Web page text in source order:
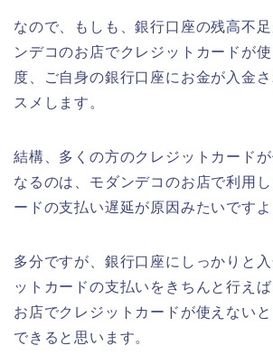
なので、もしも、銀行口座の残高不
ンデコのお店でクレジットカードが
度、ご自身の銀行口座にお金が入金
スメします。
結構、多くの方のクレジットカード
なるのは、モダンデコのお店で利用
ードの支払い遅延が原因みたいですよ
多分ですが、銀行口座にしっかりと
ットカードの支払いをきちんと行え
お店でクレジットカードが使えない
できると思います。